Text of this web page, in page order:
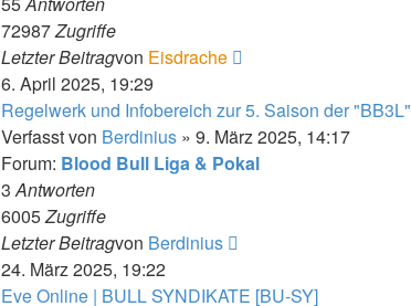
72987Zugriffe
Letzter Beitragvon Eisdrache
6. April 2025, 19:29
Regelwerk und Infobereich zur 5. Saison der "BB3L"
Verfasst von Berdinius » 9. März 2025, 14:17
Forum: Blood Bull Liga & Pokal
3Antworten
6005Zugriffe
Letzter Beitragvon Berdinius
24. März 2025, 19:22
Eve Online | BULL SYNDIKATE [BU-SY]